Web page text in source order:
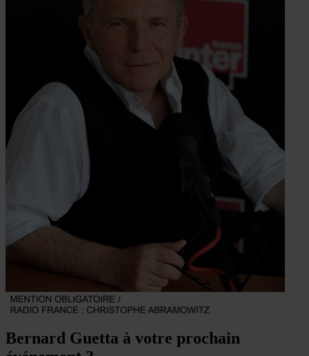
Bernard Guetta à votre prochain